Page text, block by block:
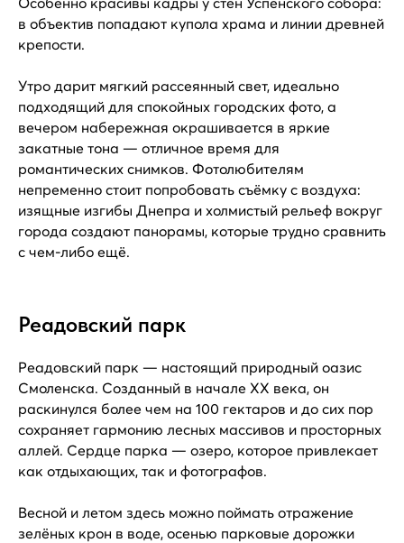
в объектив попадают купола храма и линии древней
крепости.
Утро дарит мягкий рассеянный свет, идеально
подходящий для спокойных городских фото, а
вечером набережная окрашивается в яркие
закатные тона — отличное время для
романтических снимков. Фотолюбителям
непременно стоит попробовать съёмку с воздуха:
изящные изгибы Днепра и холмистый рельеф вокруг
города создают панорамы, которые трудно сравнить
с чем-либо ещё.
Реадовский парк
Реадовский парк — настоящий природный оазис
Смоленска. Созданный в начале XX века, он
раскинулся более чем на 100 гектаров и до сих пор
сохраняет гармонию лесных массивов и просторных
аллей. Сердце парка — озеро, которое привлекает
как отдыхающих, так и фотографов.
Весной и летом здесь можно поймать отражение
зелёных крон в воде, осенью парковые дорожки